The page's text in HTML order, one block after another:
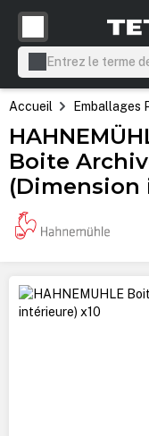
principal
Accueil Emballages
Boite
(Dimension
Ignorer la galerie